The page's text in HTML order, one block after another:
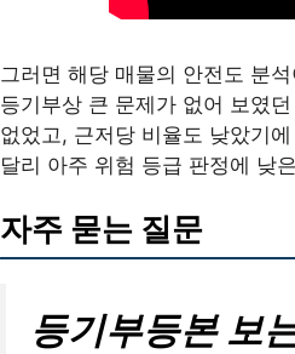
그러면 해당 매물의 안전도 분
등기부상 큰 문제가 없어 보였
없었고, 근저당 비율도 낮았기
달리 아주 위험 등급 판정에 낮
자주 묻는 질문
등기부등본 보